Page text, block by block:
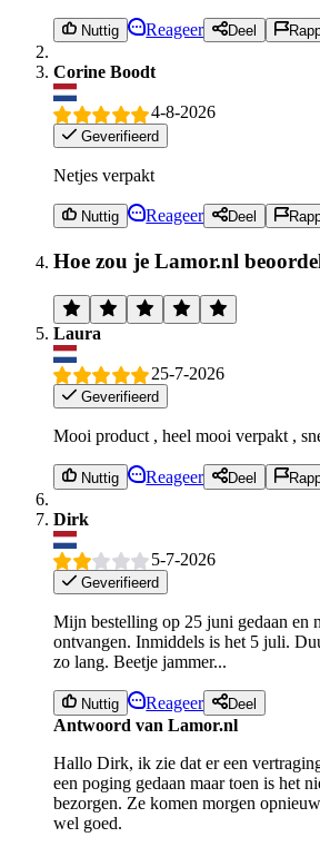
Nuttig Reageer Deel
Corine Boodt
4-8-2026
Geverifieerd
Netjes verpakt
Nuttig Reageer Deel
Hoe zou je Lamor.nl
Laura
25-7-2026
Geverifieerd
Mooi product , heel mooi verpakt ,
Nuttig Reageer Deel
Dirk
5-7-2026
Geverifieerd
Mijn bestelling op 25 juni gedaan en
ontvangen. Inmiddels is het 5 juli.
zo lang. Beetje jammer...
Nuttig Reageer Deel
Antwoord van Lamor.nl
Hallo Dirk, ik zie dat er een
een poging gedaan maar toen is het
bezorgen. Ze komen morgen
wel goed.